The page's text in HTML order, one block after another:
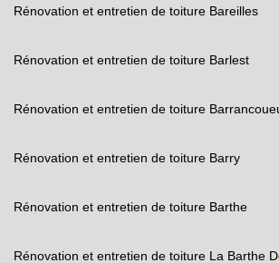
Rénovation et entretien de toiture Bareilles
Rénovation et entretien de toiture Barlest
Rénovation et entretien de toiture
Rénovation et entretien de toiture Barry
Rénovation et entretien de toiture Barthe
Rénovation et entretien de toiture La Barthe